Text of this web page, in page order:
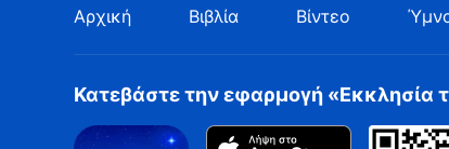
Αρχική Βιβλία Βίντεο
Κατεβάστε την εφαρμογή «Εκκλησία